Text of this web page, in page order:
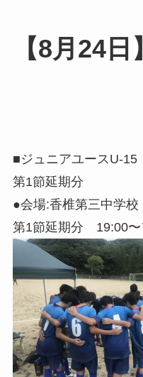
【8月24日】
■ジュニアユースU-
第1節延期分
●会場:香椎第三中学校
第1節延期分 19:00〜